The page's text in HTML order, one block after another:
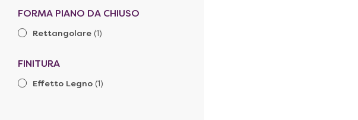
FORMA PIANO DA CHIUSO
Rettangolare (1)
FINITURA
Effetto Legno (1)